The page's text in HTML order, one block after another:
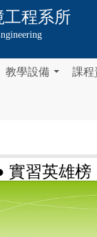
工程系所
教學設備 課程
實習英雄榜